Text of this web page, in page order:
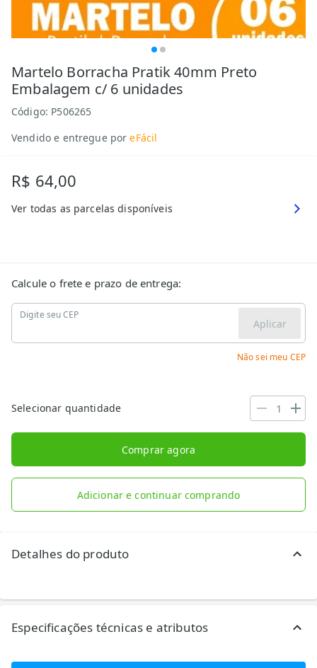
Martelo Borracha Pratik 40mm Preto
Embalagem c/ 6 unidades
Código: P506265
Vendido e entregue por eFácil
R$ 64,00
Ver todas as parcelas disponíveis
Calcule o frete e prazo de entrega:
Digite seu CEP
Aplicar
Não sei meu CEP
Selecionar quantidade
Comprar agora
Adicionar e continuar comprando
Detalhes do produto
Especificações técnicas e atributos